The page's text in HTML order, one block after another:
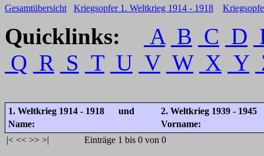
Gesamtübersicht Kriegsopfer 1. Weltkrieg 1914 - 1918
Quicklinks: A B C D
Q R S T U V W X Y
1. Weltkrieg 1914 - 1918 und
2. Weltkrieg 1939 - 1945
Name:
Vorname:
|< << >> >| Einträge 1 bis 0 von 0